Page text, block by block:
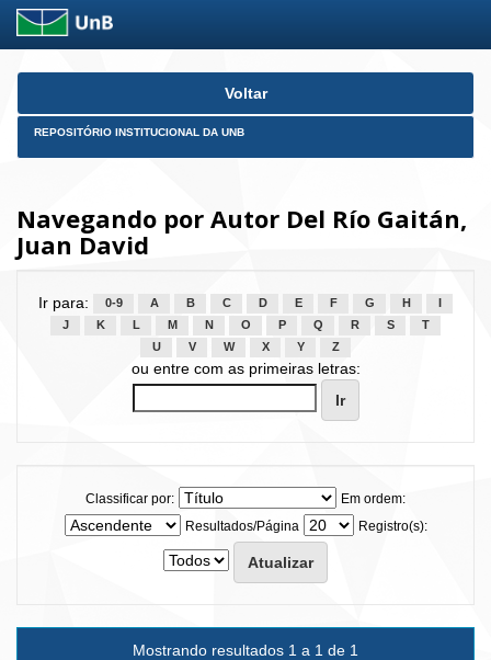
Skip
Voltar
REPOSITÓRIO INSTITUCIONAL DA UNB
Navegando por Autor Del Río Gaitán,
Juan David
Ir para: 0-9 A B C D E F G H
J
K L M N O P Q R S
T
U
V W X Y Z
ou entre com as primeiras letras:
Classificar por:
Em ordem:
Resultados/Página
Registro(s):
Mostrando resultados 1 a 1 de 1